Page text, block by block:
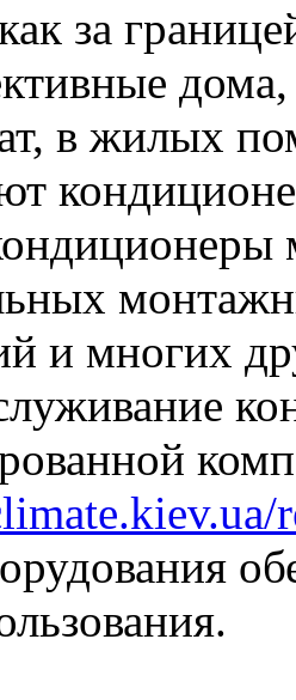
за
в жилых
и многих